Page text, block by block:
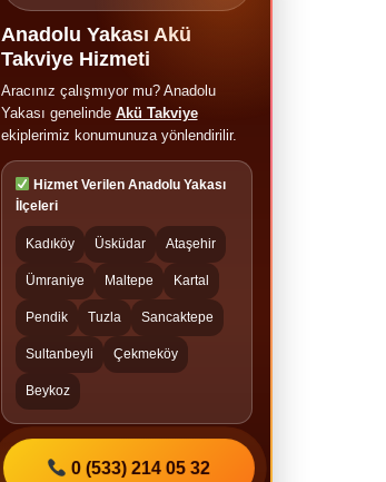
Anadolu Yakası Akü
Takviye Hizmeti
Aracınız çalışmıyor mu? Anadolu
Yakası genelinde Akü Takviye
ekiplerimiz konumunuza yönlendirilir.
Hizmet Verilen Anadolu Yakası
İlçeleri
Kadıköy Üsküdar Ataşehir
Ümraniye Maltepe Kartal
Pendik Tuzla Sancaktepe
Sultanbeyli Çekmeköy
Beykoz
0 (533) 214 05 32